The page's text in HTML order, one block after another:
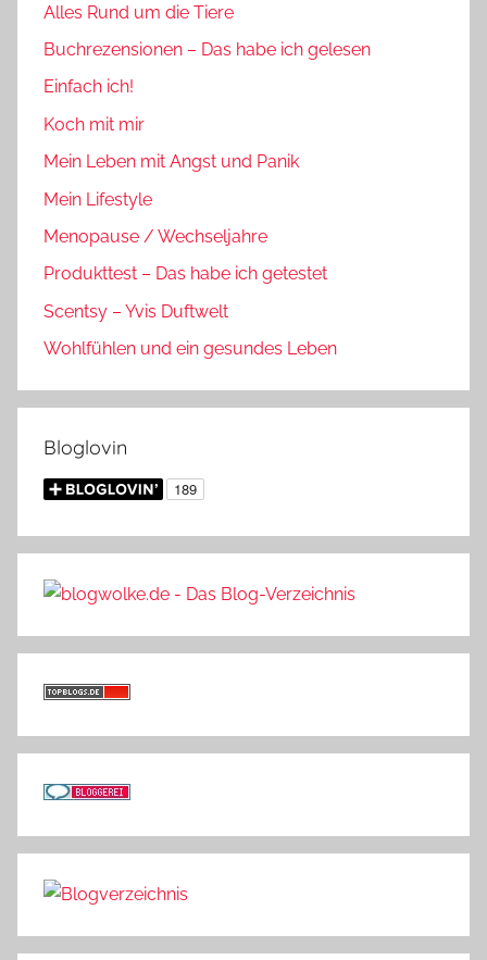
Alles Rund um die Tiere
Buchrezensionen – Das habe ich gelesen
Einfach ich!
Koch mit mir
Mein Leben mit Angst und Panik
Mein Lifestyle
Menopause / Wechseljahre
Produkttest – Das habe ich getestet
Scentsy – Yvis Duftwelt
Wohlfühlen und ein gesundes Leben
Bloglovin